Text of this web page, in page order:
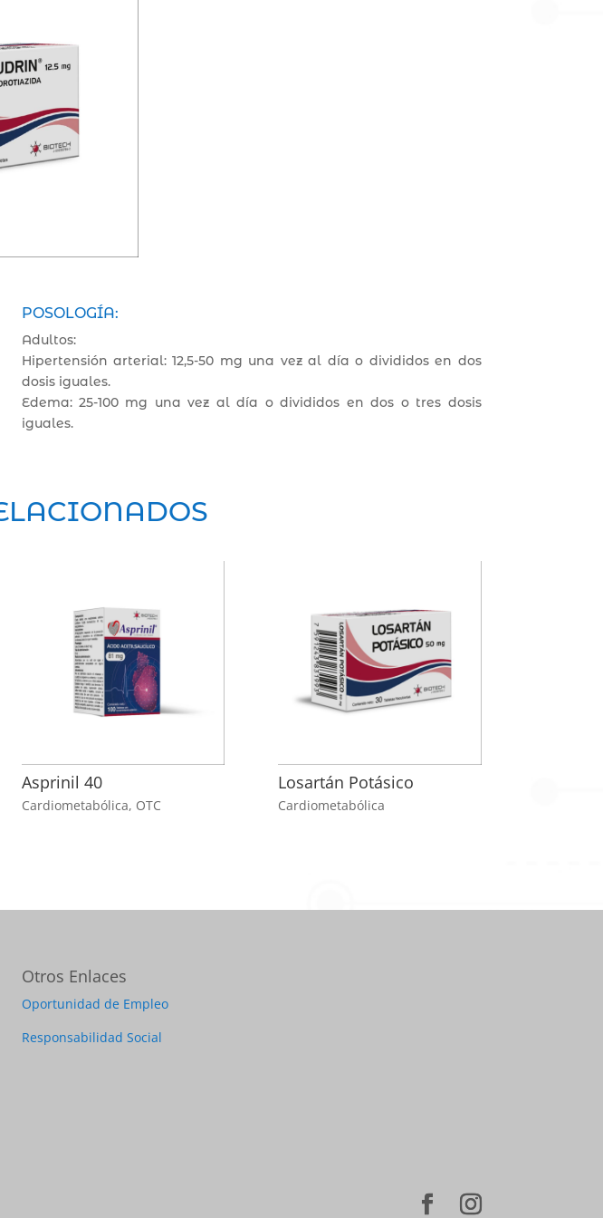
POSOLOGÍA:
Adultos:
Hipertensión arterial: 12,5-50 mg una vez al día o divididos en dos
dosis iguales.
Edema: 25-100 mg una vez al día o divididos en dos o tres dosis
iguales.
Asprinil 40
Cardiometabólica, OTC
Losartán Potásico
Cardiometabólica
Otros Enlaces
Oportunidad de Empleo
Responsabilidad Social